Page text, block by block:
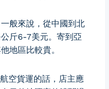
般來說，從中國到北
斤6-7美元。寄到亞
地區比較貴。
空貨運的話，店主應